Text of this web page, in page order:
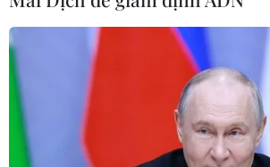
thăm dò không gian Trái Đất-Mặt
Trăng
04/08/2026 09:42
Kiện toàn nhân sự Ban Chỉ đạo
Trung ương về phát triển khoa học,